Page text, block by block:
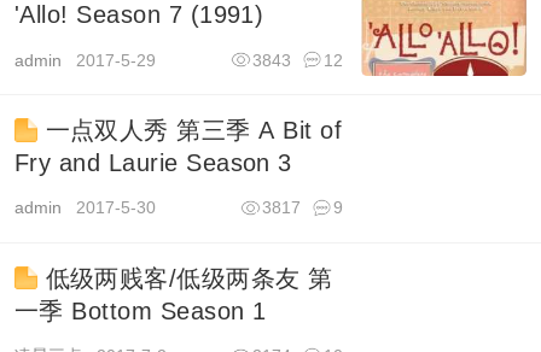
'Allo! Season 7 (1991)
admin 2017-5-29 12
3843
一点双人秀 第三季 A Bit of
Fry and Laurie Season 3
admin 2017-5-30 9
3817
低级两贱客/低级两条友 第
一季 Bottom Season 1